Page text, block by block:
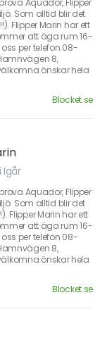
Aquador, Flipper
Som alltid blir det
Flipper Marin har ett
att äga rum 16-
per telefon 08-
8,
önskar hela
Blocket.se
Igår
Aquador, Flipper
Som alltid blir det
Flipper Marin har ett
att äga rum 16-
per telefon 08-
8,
önskar hela
Blocket.se